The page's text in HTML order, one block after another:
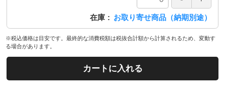
在庫 お取り寄せ商品（納期別途）
※税込価格は目安です。最終的な消費税額は税抜合計額から計算されるため、変動す
る場合があります。
カートに入れる